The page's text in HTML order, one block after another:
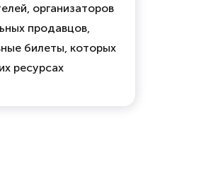
организаторов
продавцов,
билеты, которых
ресурсах